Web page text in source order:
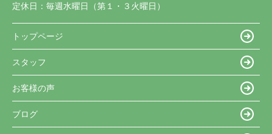
定休日： 毎週水曜日（第１・３火曜日）
トップページ
スタッフ
お客様の声
ブログ